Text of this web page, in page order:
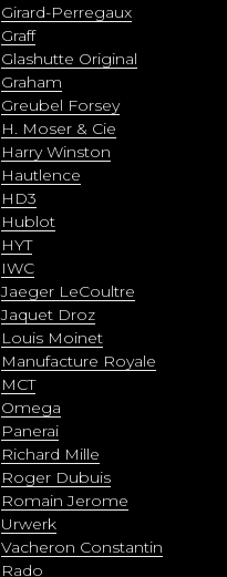
Girard-Perregaux
Graff
Glashutte Original
Graham
Greubel Forsey
H. Moser & Cie
Harry Winston
Hautlence
HD3
Hublot
HYT
IWC
Jaeger LeCoultre
Jaquet Droz
Louis Moinet
Manufacture Royale
MCT
Omega
Panerai
Richard Mille
Roger Dubuis
Romain Jerome
Urwerk
Vacheron Constantin
Rado